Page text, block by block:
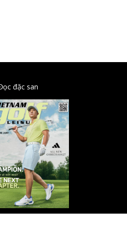
đặc san